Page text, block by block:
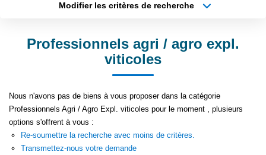
ESTIMATION
EN
Modifier les critères de recherche
Type de bien
Surface min
Créer une alerte
Professionnels agri / agro expl.
viticoles
Nous n'avons pas de biens à vous proposer dans la catégorie
Professionnels Agri / Agro Expl. viticoles pour le moment , plusieurs
options s'offrent à vous :
Re-soumettre la recherche avec moins de critères.
Transmettez-nous votre demande